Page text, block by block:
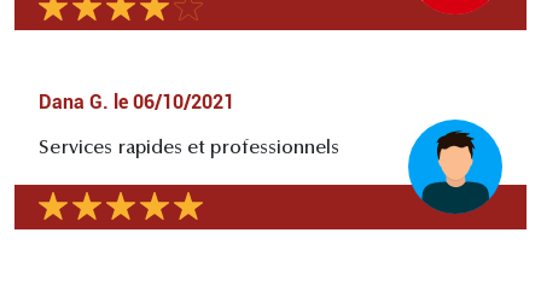
Dana G. le 06/10/2021
Services rapides et professionnels